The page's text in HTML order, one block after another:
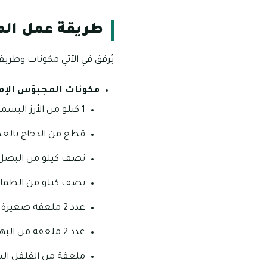
طريقة عمل
يُرفق في الآتي مكونات
مكونات المجبوَس
1 كيلو من الأرز البسمتي.
قطع من الدجاج
نصف كيلو من البصل
نصف كيلو من
عدد 2 ملعقة صغيرة من الملح.
عدد 2 ملعقة من البهارات العربية المشكلة.
ملعقة من الفلفل